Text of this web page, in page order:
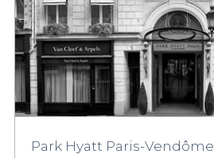
Park Hyatt Paris-Vendôme